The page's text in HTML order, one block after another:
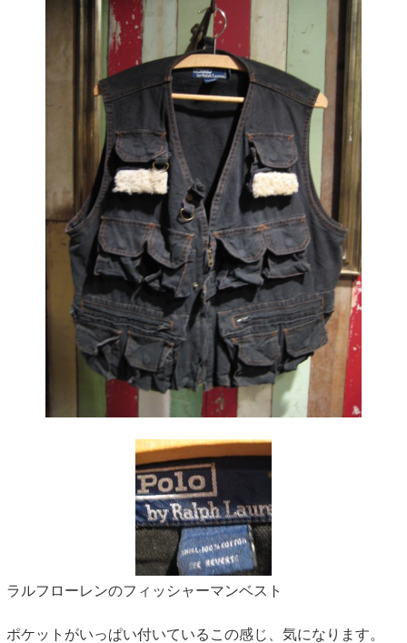
ラルフローレンのフィッシャーマンベスト
ポケットがいっぱい付いているこの感じ、気になります。